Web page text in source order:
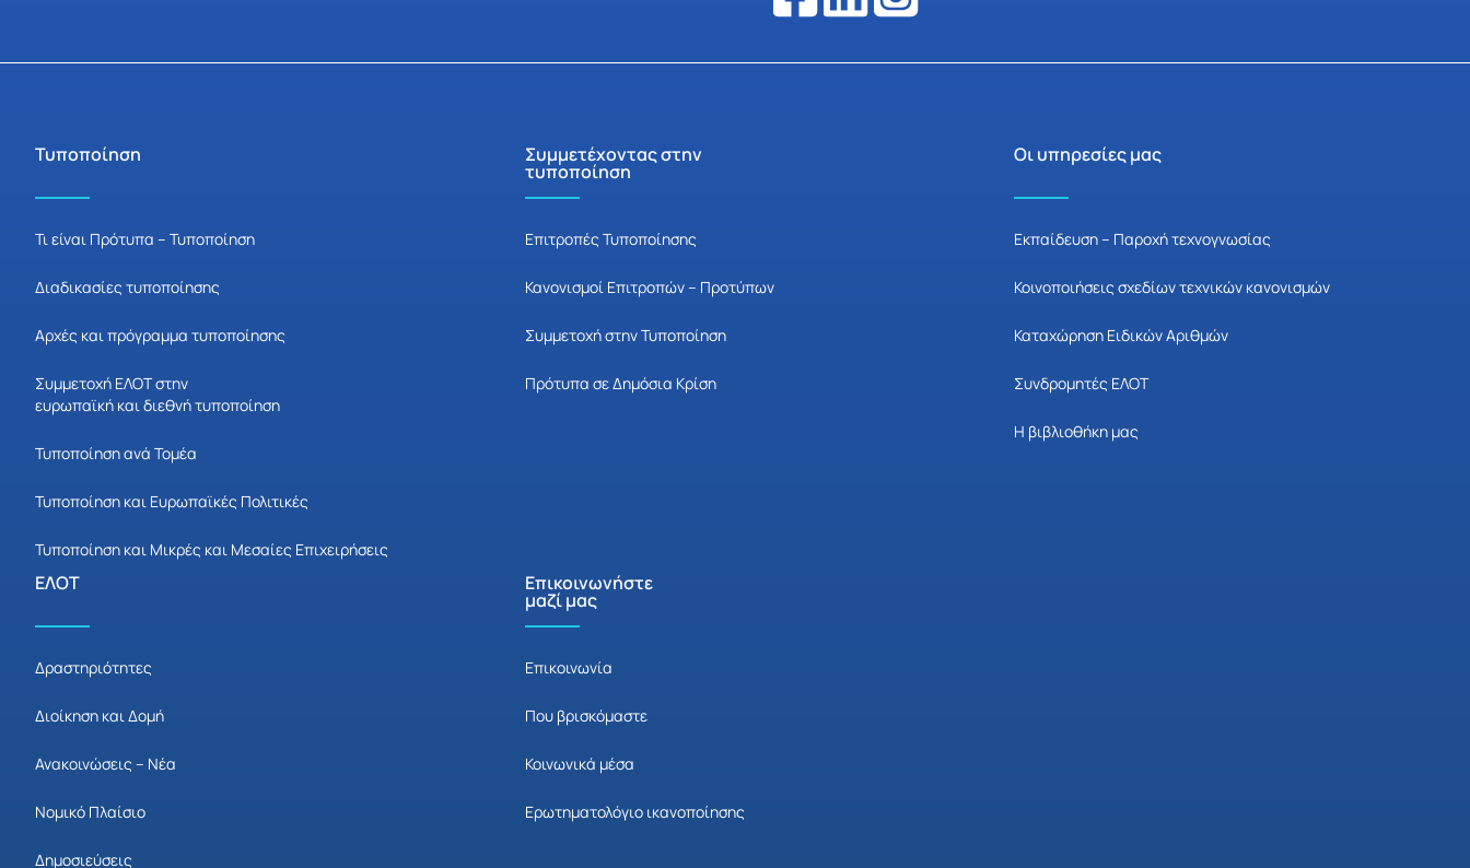
Τυποποίηση
Τι είναι Πρότυπα – Τυποποίηση
Διαδικασίες τυποποίησης
Αρχές και πρόγραμμα τυποποίησης
Συμμετοχή ΕΛΟΤ στην
ευρωπαϊκή και διεθνή τυποποίηση
Τυποποίηση ανά Τομέα
Τυποποίηση και Ευρωπαϊκές Πολιτικές
Τυποποίηση και Μικρές και Μεσαίες Επιχειρήσεις
Συμμετέχοντας στην
τυποποίηση
Επιτροπές Τυποποίησης
Κανονισμοί Επιτροπών – Προτύπων
Συμμετοχή στην Τυποποίηση
Πρότυπα σε Δημόσια Κρίση
Οι υπηρεσίες μας
Εκπαίδευση – Παροχή τεχνογνωσίας
Κοινοποιήσεις σχεδίων τεχνικών κανονισμών
Καταχώρηση Ειδικών Αριθμών
Συνδρομητές ΕΛΟΤ
Η βιβλιοθήκη μας
ΕΛΟΤ
Δραστηριότητες
Διοίκηση και Δομή
Ανακοινώσεις – Νέα
Νομικό Πλαίσιο
Δημοσιεύσεις
Επικοινωνήστε
μαζί μας
Επικοινωνία
Που βρισκόμαστε
Κοινωνικά μέσα
Ερωτηματολόγιο ικανοποίησης